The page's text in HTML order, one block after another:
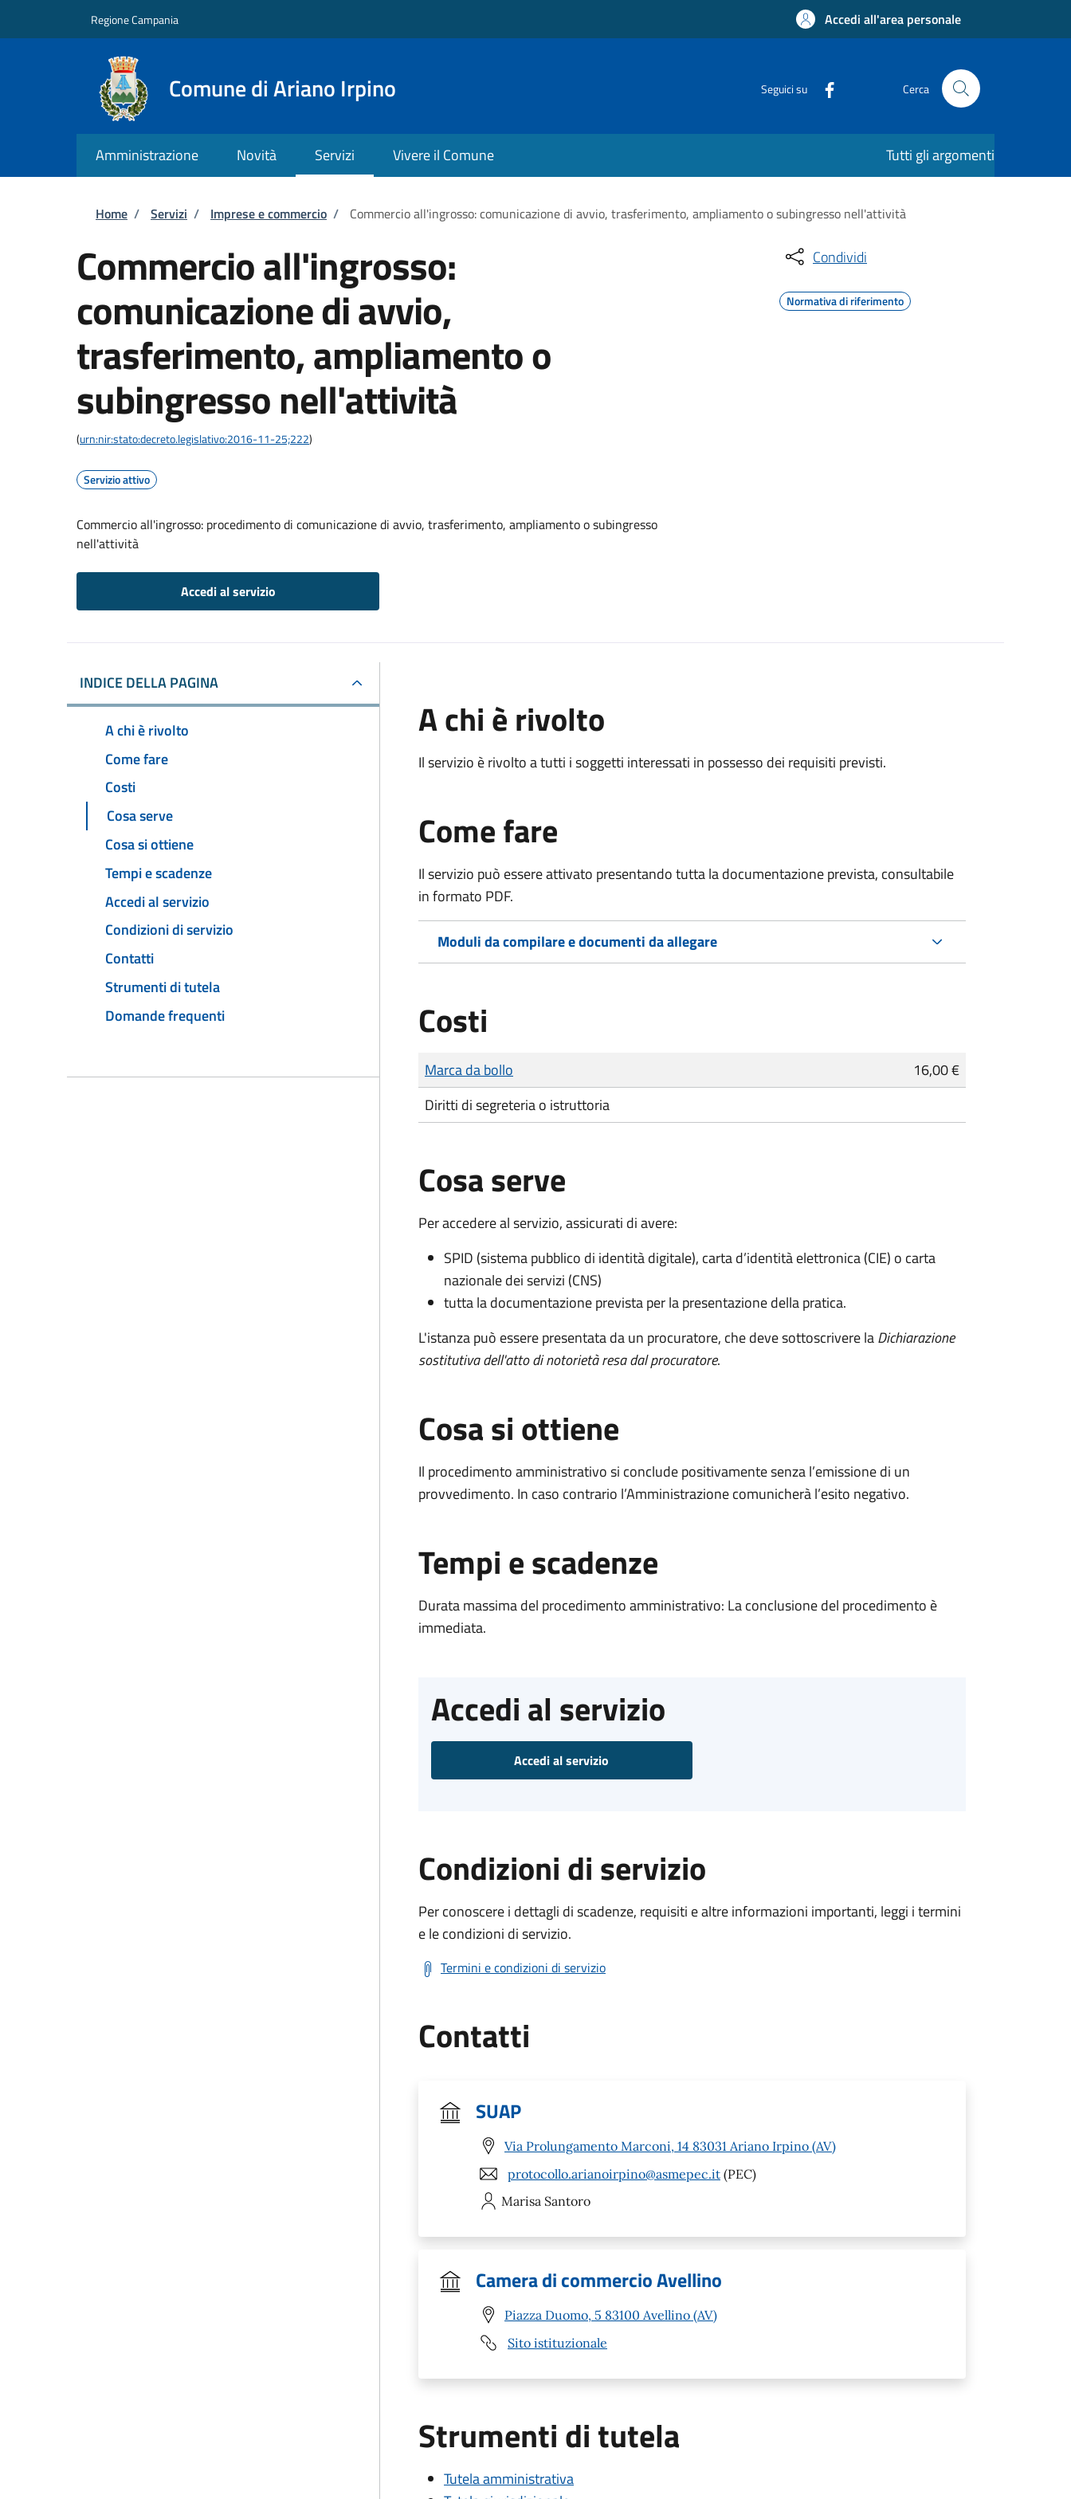
Regione Campania Accedi all'area personale
Comune di Ariano Irpino Seguici su Cerca
Amministrazione Novità Servizi Vivere il Comune Tutti gli argomenti
Briciole di pane
Home / Servizi / Imprese e commercio / Commercio all'ingrosso: comunicazione di avvio, trasferimento, ampliamento o subingresso nell'attività
Commercio all'ingrosso:
comunicazione di avvio,
trasferimento, ampliamento o
subingresso nell'attività
(urn:nir:stato:decreto.legislativo:2016-11-25;222)
Servizio attivo
Commercio all'ingrosso: procedimento di comunicazione di avvio, trasferimento, ampliamento o subingresso
nell'attività
Accedi al servizio
Condividi
Normativa di riferimento
INDICE DELLA PAGINA
A chi è rivolto
Come fare
Costi
Cosa serve
Cosa si ottiene
Tempi e scadenze
Accedi al servizio
Condizioni di servizio
Contatti
Strumenti di tutela
Domande frequenti
A chi è rivolto
Il servizio è rivolto a tutti i soggetti interessati in possesso dei requisiti previsti.
Come fare
Il servizio può essere attivato presentando tutta la documentazione prevista, consultabile
in formato PDF.
Moduli da compilare e documenti da allegare
Costi
Tipo di pagamento
Importo
Marca da bollo
16,00 €
Diritti di segreteria o istruttoria
Cosa serve
Per accedere al servizio, assicurati di avere:
SPID (sistema pubblico di identità digitale), carta d’identità elettronica (CIE) o carta
nazionale dei servizi (CNS)
tutta la documentazione prevista per la presentazione della pratica.
L'istanza può essere presentata da un procuratore, che deve sottoscrivere laDichiarazione
sostitutiva dell'atto di notorietà resa dal procuratore.
Cosa si ottiene
Il procedimento amministrativo si conclude positivamente senza l’emissione di un
provvedimento. In caso contrario l’Amministrazione comunicherà l’esito negativo.
Tempi e scadenze
Durata massima del procedimento amministrativo: La conclusione del procedimento è
immediata.
Accedi al servizio
Accedi al servizio
Condizioni di servizio
Per conoscere i dettagli di scadenze, requisiti e altre informazioni importanti, leggi i termini
e le condizioni di servizio.
Termini e condizioni di servizio
Contatti
SUAP
Via Prolungamento Marconi, 14 83031 Ariano Irpino (AV)
protocollo.arianoirpino@asmepec.it (PEC)
Marisa Santoro
Camera di commercio Avellino
Piazza Duomo, 5 83100 Avellino (AV)
Sito istituzionale
Strumenti di tutela
Tutela amministrativa